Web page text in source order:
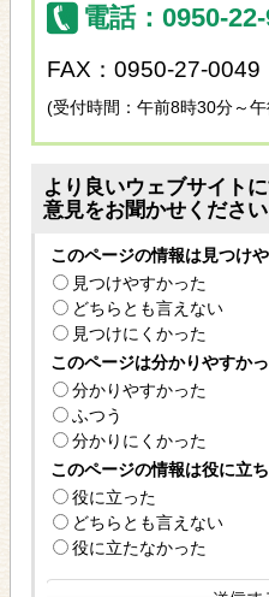
電話：0950-
FAX：0950-27-0049
(受付時間：午前8時30分～
より良いウェブサイト
意見をお聞かせください
このページの情報は見つけ
見つけやすかった
どちらとも言えない
見つけにくかった
このページは分かりやすか
分かりやすかった
ふつう
分かりにくかった
このページの情報は役に立
役に立った
どちらとも言えない
役に立たなかった